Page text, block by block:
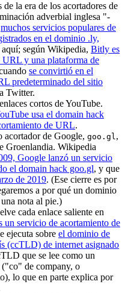
de la era de los acortadores de
adverbial inglesa "-
muchos servicios populares de
en el dominio .ly,
según Wikipedia, Bitly es
y una plataforma de
se convirtió en el
predeterminado del sitio
Twitter.
cortos de YouTube.
usa el domain hack
de URL.
acortador de Google, goo.gl,
Groenlandia. Wikipedia
Google lanzó un servicio
el domain hack goo.gl, y que
de 2019. (Ese cierre es por
a por qué un dominio
nota al pie.)
cada enlace saliente en
un servicio de acortamiento de
ejecuta sobre el dominio de
(ccTLD) de internet asignado
que se lee como un
("co" de company, o
lo que en parte explica por